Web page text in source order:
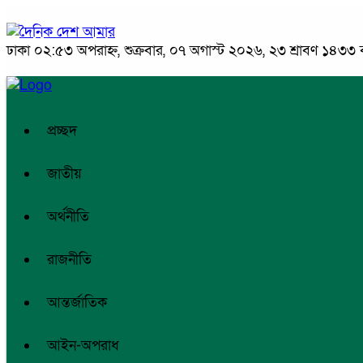
ঢাকা ০২:৫৩ অপরাহ্ন, শুক্রবার, ০৭ অগাস্ট ২০২৬, ২৩ শ্রাবণ ১৪৩৩
প্রচ্ছদ
জাতীয়
অর্থনীতি
রাজনীতি
আন্তর্জাতিক
আইন-অপরাধ